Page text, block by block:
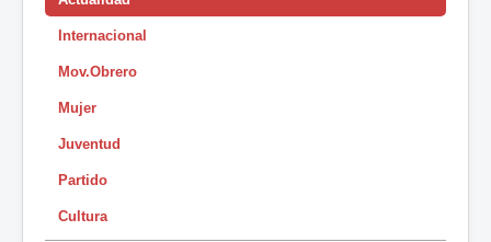
Internacional
Mov.Obrero
Mujer
Juventud
Partido
Cultura